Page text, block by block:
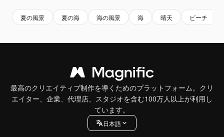
夏の風景 夏の海 海の風景 海 晴天 ビーチ
最高のクリエイティブ制作を導くためのプラットフォーム。クリ
エイター、企業、代理店、スタジオを含む100万人以上が利用し
ています。
日本語